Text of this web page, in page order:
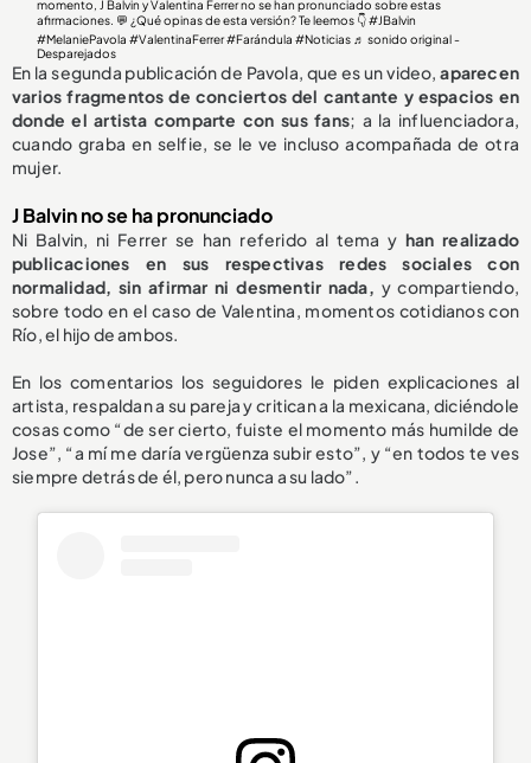
momento, J Balvin y Valentina Ferrer no se han pronunciado sobre estas
afirmaciones. 💬 ¿Qué opinas de esta versión? Te leemos 👇#JBalvin
#MelaniePavola #ValentinaFerrer#Farándula #Noticias ♬ sonido original -
Desparejados
En la segunda publicación de Pavola, que es un video,aparecen
varios fragmentos de conciertos del cantante y espacios en
donde el artista comparte con sus fans; a la influenciadora,
cuando graba en selfie, se le ve incluso acompañada de otra
mujer.
J Balvin no se ha pronunciado
Ni Balvin, ni Ferrer se han referido al tema y han realizado
publicaciones en sus respectivas redes sociales con
normalidad, sin afirmar ni desmentir nada, y compartiendo,
sobre todo en el caso de Valentina, momentos cotidianos con
Río, el hijo de ambos.
En los comentarios los seguidores le piden explicaciones al
artista, respaldan a su pareja y critican a la mexicana, diciéndole
cosas como “de ser cierto, fuiste el momento más humilde de
Jose”, “a mí me daría vergüenza subir esto”, y “en todos te ves
siempre detrás de él, pero nunca a su lado”.